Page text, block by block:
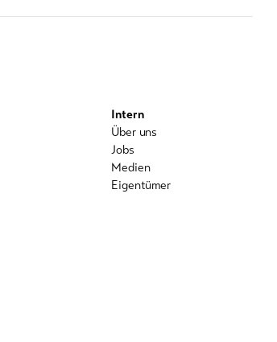
Intern
Über uns
Jobs
Medien
Eigentümer